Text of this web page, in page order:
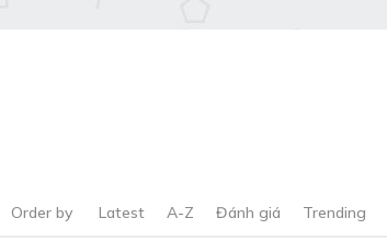
Order by Latest A-Z Đánh giá Trending